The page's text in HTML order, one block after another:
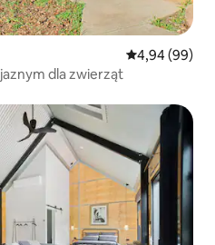
Średnia
4,94 (99)
dla zwierząt
Wybór gości